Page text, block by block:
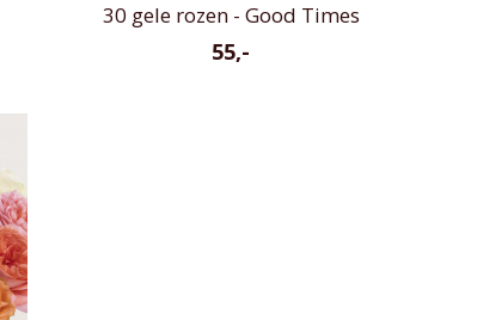
30 gele rozen - Good Times
55,-